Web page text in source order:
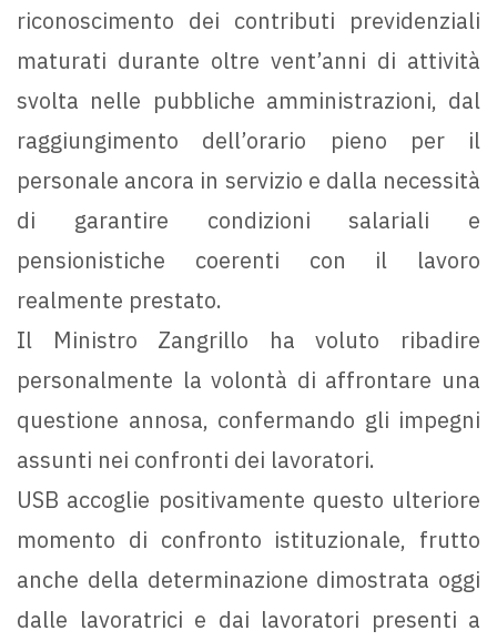
riconoscimento dei contributi previdenziali
maturati durante oltre vent’anni di attività
svolta nelle pubbliche amministrazioni, dal
raggiungimento dell’orario pieno per il
personale ancora in servizio e dalla necessità
di garantire condizioni salariali e
pensionistiche coerenti con il lavoro
realmente prestato.
Il Ministro Zangrillo ha voluto ribadire
personalmente la volontà di affrontare una
questione annosa, confermando gli impegni
assunti nei confronti dei lavoratori.
USB accoglie positivamente questo ulteriore
momento di confronto istituzionale, frutto
anche della determinazione dimostrata oggi
dalle lavoratrici e dai lavoratori presenti a